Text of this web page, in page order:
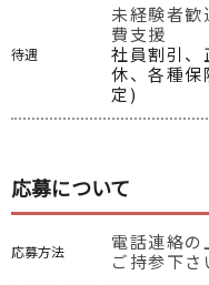
待遇
未経験者歓
費支援
社員割引、
休、各種
定)
応募について
応募方法
電話連絡
ご持参下さ